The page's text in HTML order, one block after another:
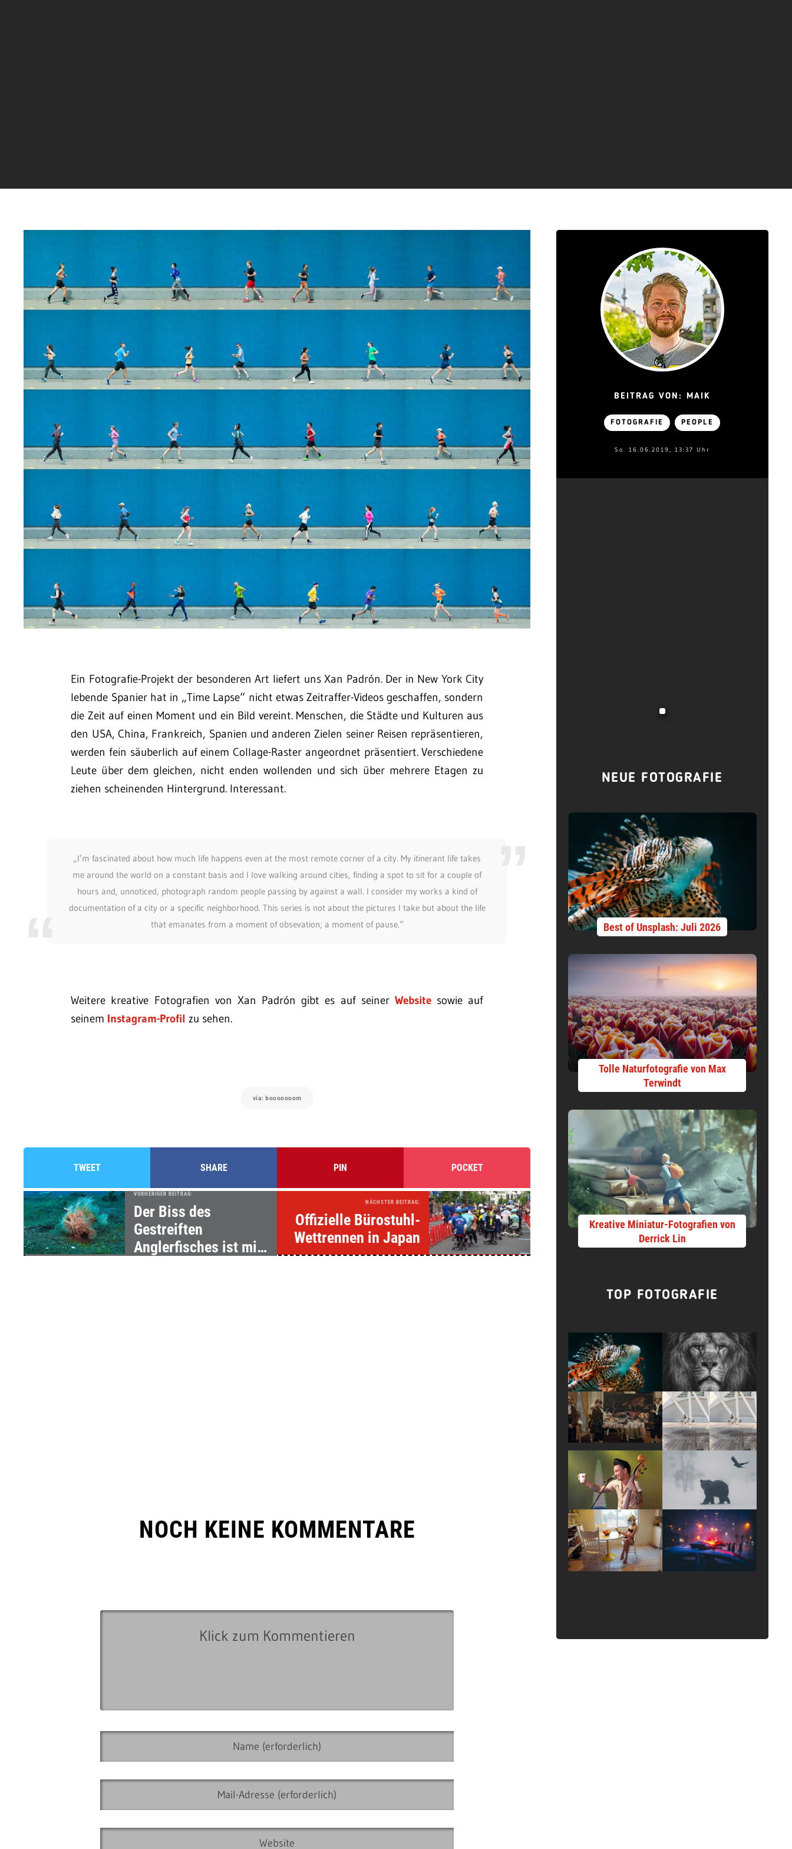
Ein Fotografie-Projekt der besonderen Art liefert uns Xan Padrón. Der in New York City
lebende Spanier hat in „Time Lapse“ nicht etwas Zeitraffer-Videos geschaffen, sondern
die Zeit auf einen Moment und ein Bild vereint. Menschen, die Städte und Kulturen aus
den USA, China, Frankreich, Spanien und anderen Zielen seiner Reisen repräsentieren,
werden fein säuberlich auf einem Collage-Raster angeordnet präsentiert. Verschiedene
Leute über dem gleichen, nicht enden wollenden und sich über mehrere Etagen zu
ziehen scheinenden Hintergrund. Interessant.
„I’m fascinated about how much life happens even at the most remote corner of a city. My itinerant life takes
me around the world on a constant basis and I love walking around cities, finding a spot to sit for a couple of
hours and, unnoticed, photograph random people passing by against a wall. I consider my works a kind of
documentation of a city or a specific neighborhood. This series is not about the pictures I take but about the life
that emanates from a moment of obsevation; a moment of pause.“
Weitere kreative Fotografien von Xan Padrón gibt es auf seiner Websitesowie auf
seinem Instagram-Profil zu sehen.
via: booooooom
TWEET SHARE PIN POCKET
VORHERIGER BEITRAG:
Der Biss des
Gestreiften
Anglerfisches ist mit
NÄCHSTER BEITRAG:
Offizielle Bürostuhl-
Wettrennen in Japan
NOCH KEINE KOMMENTARE
BEITRAG VON: MAIK
FOTOGRAFIE PEOPLE
So. 16.06.2019, 13:37 Uhr
NEUE FOTOGRAFIE
Best of Unsplash: Juli 2026
Tolle Naturfotografie von Max
Terwindt
Kreative Miniatur-Fotografien von
Derrick Lin
TOP FOTOGRAFIE